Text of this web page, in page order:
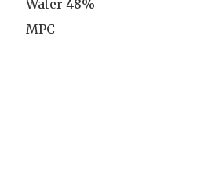
Water 48%
MPC